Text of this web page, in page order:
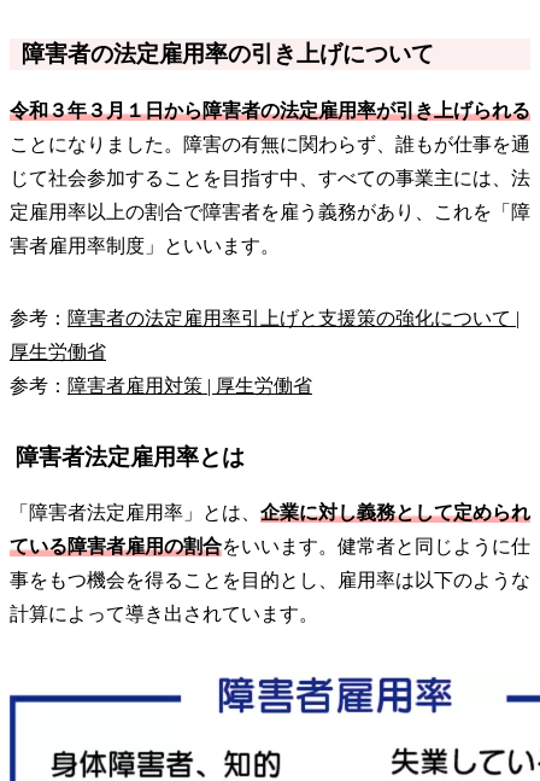
障害者の法定雇用率の引き上げについて
令和３年３月１日から障害者の法定雇用率が引き上げられる
ことになりました。障害の有無に関わらず、誰もが仕事を通
じて社会参加することを目指す中、すべての事業主には、法
定雇用率以上の割合で障害者を雇う義務があり、これを「障
害者雇用率制度」といいます。
参考： 障害者の法定雇用率引上げと支援策の強化について |
厚生労働省
参考： 障害者雇用対策 | 厚生労働省
障害者法定雇用率とは
「障害者法定雇用率」とは、 企業に対し義務として定められ
ている障害者雇用の割合をいいます。健常者と同じように仕
事をもつ機会を得ることを目的とし、雇用率は以下のような
計算によって導き出されています。